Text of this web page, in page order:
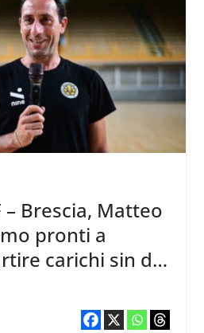
– Brescia, Matteo
pronti a
carichi sin dal